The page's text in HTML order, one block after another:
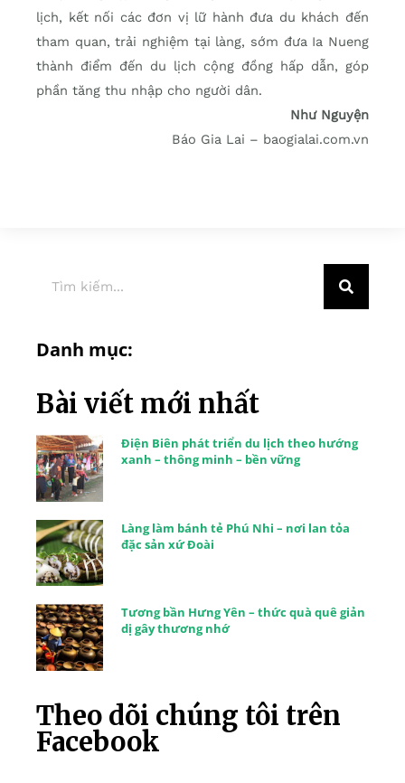
lịch, kết nối các đơn vị lữ hành đưa du khách đến
tham quan, trải nghiệm tại làng, sớm đưa Ia Nueng
thành điểm đến du lịch cộng đồng hấp dẫn, góp
phần tăng thu nhập cho người dân.
Như Nguyện
Báo Gia Lai – baogialai.com.vn
Danh mục:
Bài viết mới nhất
Điện Biên phát triển du lịch theo hướng
xanh – thông minh – bền vững
Làng làm bánh tẻ Phú Nhi – nơi lan tỏa
đặc sản xứ Đoài
Tương bần Hưng Yên – thức quà quê giản
dị gây thương nhớ
Theo dõi chúng tôi trên
Facebook